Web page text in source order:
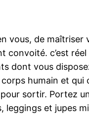
de maîtriser
c’est
dont vous
humain et
sortir. Portez
et jupes